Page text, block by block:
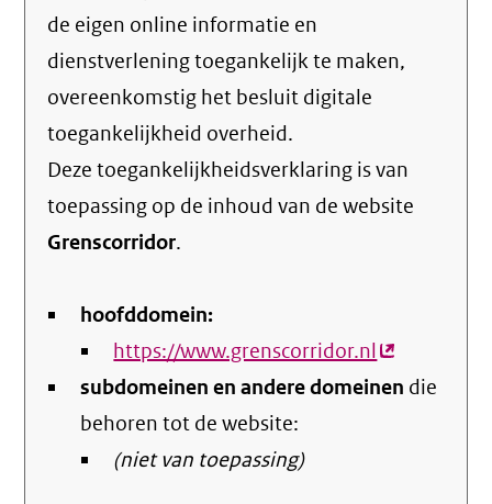
de eigen online informatie en
dienstverlening toegankelijk te maken,
overeenkomstig het besluit digitale
toegankelijkheid overheid.
Deze toegankelijkheidsverklaring is van
toepassing op de inhoud van de website
Grenscorridor.
hoofddomein:
https://www.grenscorridor.nl(externe
link)
subdomeinen en andere domeinen die
behoren tot de website:
(niet van toepassing)